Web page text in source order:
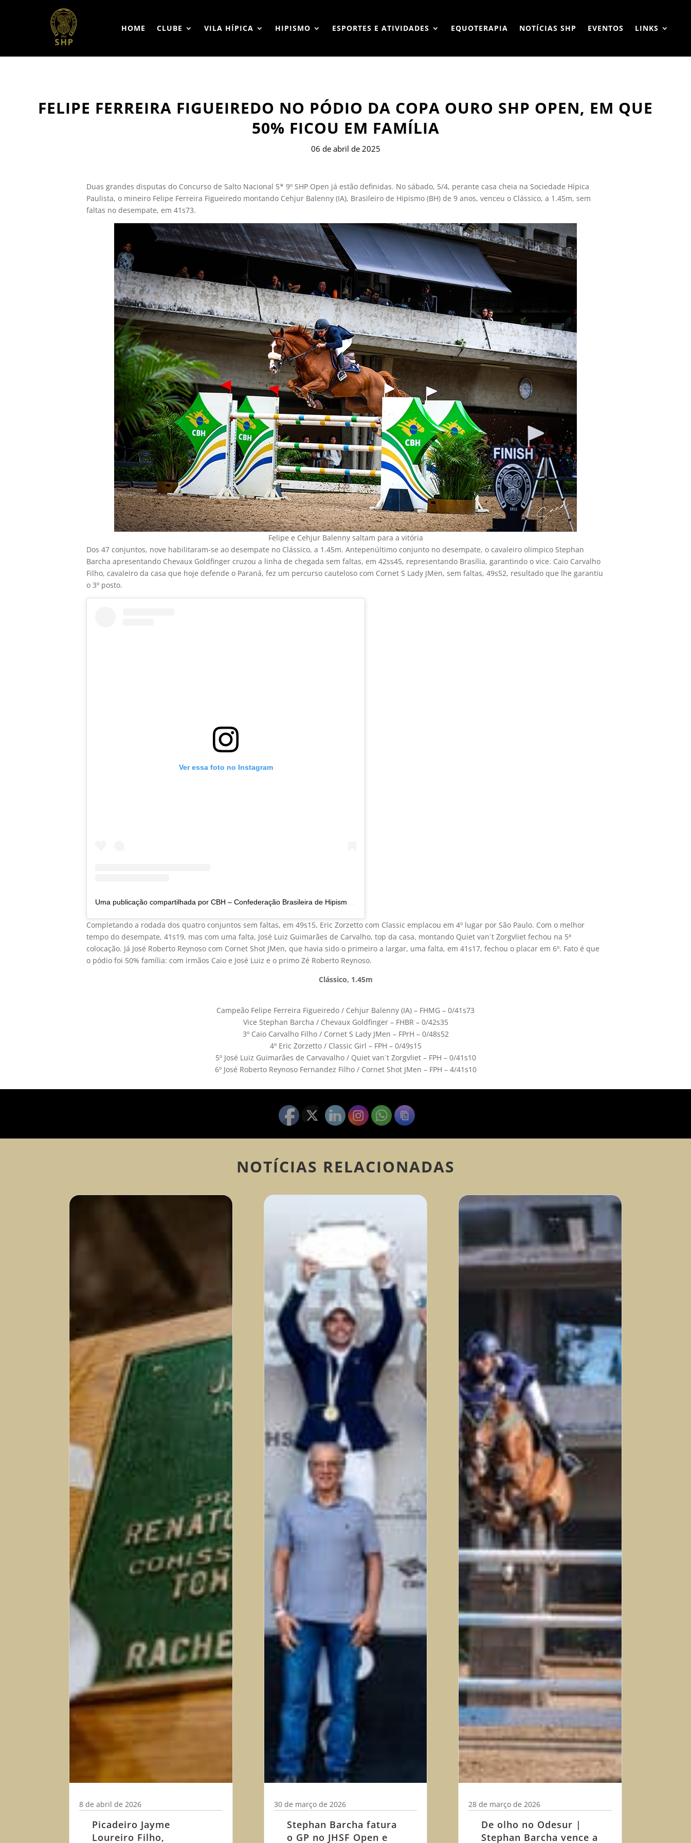
HOME CLUBE VILA HÍPICA HIPISMO ESPORTES E ATIVIDADES EQUOTERAPIA NOTÍCIAS SHP EVENTOS LINKS
FELIPE FERREIRA FIGUEIREDO NO PÓDIO DA COPA OURO SHP OPEN, EM QUE
50% FICOU EM FAMÍLIA
06 de abril de 2025
Duas grandes disputas do Concurso de Salto Nacional 5* 9º SHP Open já estão definidas. No sábado, 5/4, perante casa cheia na Sociedade Hípica
Paulista, o mineiro Felipe Ferreira Figueiredo montando Cehjur Balenny (IA), Brasileiro de Hipismo (BH) de 9 anos, venceu o Clássico, a 1.45m, sem
faltas no desempate, em 41s73.
Felipe e Cehjur Balenny saltam para a vitória
Dos 47 conjuntos, nove habilitaram-se ao desempate no Clássico, a 1.45m. Antepenúltimo conjunto no desempate, o cavaleiro olímpico Stephan
Barcha apresentando Chevaux Goldfinger cruzou a linha de chegada sem faltas, em 42ss45, representando Brasília, garantindo o vice. Caio Carvalho
Filho, cavaleiro da casa que hoje defende o Paraná, fez um percurso cauteloso com Cornet S Lady JMen, sem faltas, 49s52, resultado que lhe garantiu
o 3º posto.
Ver essa foto no Instagram
Completando a rodada dos quatro conjuntos sem faltas, em 49s15, Eric Zorzetto com Classic emplacou em 4º lugar por São Paulo. Com o melhor
tempo do desempate, 41s19, mas com uma falta, José Luiz Guimarães de Carvalho, top da casa, montando Quiet van´t Zorgvliet fechou na 5ª
colocação. Já José Roberto Reynoso com Cornet Shot JMen, que havia sido o primeiro a largar, uma falta, em 41s17, fechou o placar em 6º. Fato é que
o pódio foi 50% família: com irmãos Caio e José Luiz e o primo Zé Roberto Reynoso.
Clássico, 1.45m
Campeão Felipe Ferreira Figueiredo / Cehjur Balenny (IA) – FHMG – 0/41s73
Vice Stephan Barcha / Chevaux Goldfinger – FHBR – 0/42s35
3º Caio Carvalho Filho / Cornet S Lady JMen – FPrH – 0/48s52
4º Eric Zorzetto / Classic Girl – FPH – 0/49s15
5º José Luiz Guimarães de Carvavalho / Quiet van´t Zorgvliet – FPH – 0/41s10
6º José Roberto Reynoso Fernandez Filho / Cornet Shot JMen – FPH – 4/41s10
NOTÍCIAS RELACIONADAS
Picadeiro Jayme
Loureiro Filho,
8 de abril de 2026
Stephan Barcha fatura
o GP no JHSF Open e
30 de março de 2026
De olho no Odesur |
Stephan Barcha vence a
28 de março de 2026